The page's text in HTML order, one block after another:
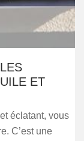
ET
éclatant, vous
C’est une